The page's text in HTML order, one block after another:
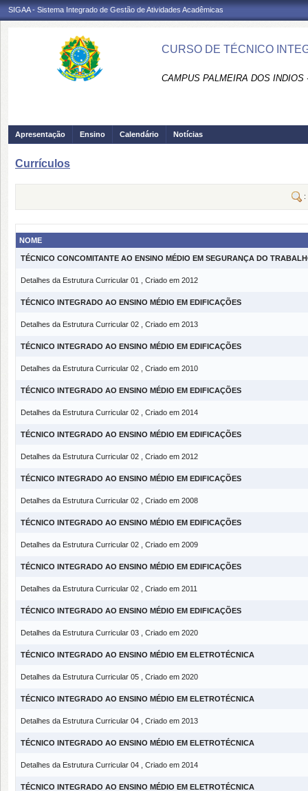
SIGAA - Sistema Integrado de Gestão de Atividades Acadêmicas
CURSO DE TÉCNICO
CAMPUS PALMEIRA DOS INDIOS
Apresentação Ensino Calendário Notícias
Currículos
:
NOME
TÉCNICO CONCOMITANTE AO ENSINO MÉDIO EM SEGURANÇA DO
Detalhes da Estrutura Curricular 01 , Criado em 2012
TÉCNICO INTEGRADO AO ENSINO MÉDIO EM EDIFICAÇÕES
Detalhes da Estrutura Curricular 02 , Criado em 2013
TÉCNICO INTEGRADO AO ENSINO MÉDIO EM EDIFICAÇÕES
Detalhes da Estrutura Curricular 02 , Criado em 2010
TÉCNICO INTEGRADO AO ENSINO MÉDIO EM EDIFICAÇÕES
Detalhes da Estrutura Curricular 02 , Criado em 2014
TÉCNICO INTEGRADO AO ENSINO MÉDIO EM EDIFICAÇÕES
Detalhes da Estrutura Curricular 02 , Criado em 2012
TÉCNICO INTEGRADO AO ENSINO MÉDIO EM EDIFICAÇÕES
Detalhes da Estrutura Curricular 02 , Criado em 2008
TÉCNICO INTEGRADO AO ENSINO MÉDIO EM EDIFICAÇÕES
Detalhes da Estrutura Curricular 02 , Criado em 2009
TÉCNICO INTEGRADO AO ENSINO MÉDIO EM EDIFICAÇÕES
Detalhes da Estrutura Curricular 02 , Criado em 2011
TÉCNICO INTEGRADO AO ENSINO MÉDIO EM EDIFICAÇÕES
Detalhes da Estrutura Curricular 03 , Criado em 2020
TÉCNICO INTEGRADO AO ENSINO MÉDIO EM ELETROTÉCNICA
Detalhes da Estrutura Curricular 05 , Criado em 2020
TÉCNICO INTEGRADO AO ENSINO MÉDIO EM ELETROTÉCNICA
Detalhes da Estrutura Curricular 04 , Criado em 2013
TÉCNICO INTEGRADO AO ENSINO MÉDIO EM ELETROTÉCNICA
Detalhes da Estrutura Curricular 04 , Criado em 2014
TÉCNICO INTEGRADO AO ENSINO MÉDIO EM ELETROTÉCNICA